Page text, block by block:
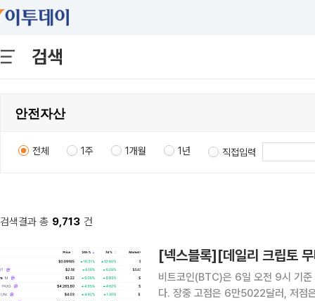
검색
전체 1주 1개월 1년 직접입력
검색결과 총 9,713 건
비트코인(BTC)은 6일 오전 9시 기
다. 장중 고점은 6만5022달러, 저점